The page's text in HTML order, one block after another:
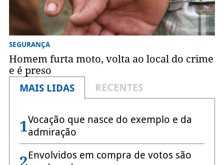
SEGURANÇA
Homem furta moto, volta ao local do crime
e é preso
MAIS LIDAS
RECENTES
1Vocação que nasce do exemplo e da
admiração
Envolvidos em compra de votos são